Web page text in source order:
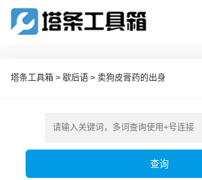
塔条工具箱 > 歇后语 > 卖狗皮膏药的出身
查询